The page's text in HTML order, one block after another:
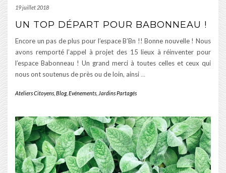
19 juillet 2018
UN TOP DÉPART POUR BABONNEAU !
Encore un pas de plus pour l’espace B’Bn !! Bonne nouvelle ! Nous
avons remporté l’appel à projet des 15 lieux à réinventer pour
l’espace Babonneau ! Un grand merci à toutes celles et ceux qui
nous ont soutenus de près ou de loin, ainsi …
Ateliers Citoyens Blog, Evénements Jardins Partagés